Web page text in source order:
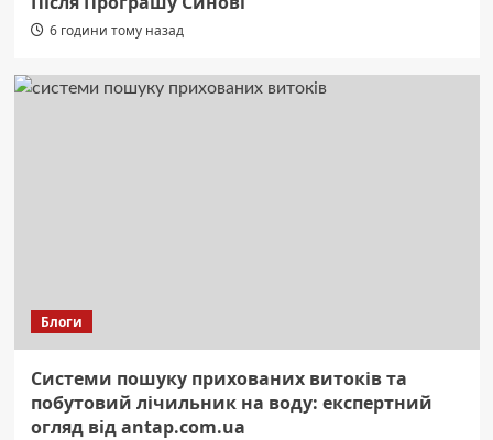
6 години тому назад
Блоги
Системи пошуку прихованих витоків та
побутовий лічильник на воду: експертний
огляд від antap.com.ua